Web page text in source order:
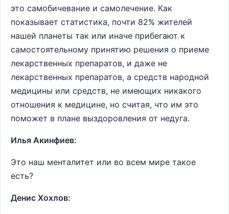
это самобичевание и самолечение. Как
показывает статистика, почти 82% жителей
нашей планеты так или иначе прибегают к
самостоятельному принятию решения о приеме
лекарственных препаратов, и даже не
лекарственных препаратов, а средств народной
медицины или средств, не имеющих никакого
отношения к медицине, но считая, что им это
поможет в плане выздоровления от недуга.
Илья Акинфиев:
Это наш менталитет или во всем мире такое
есть?
Денис Хохлов: